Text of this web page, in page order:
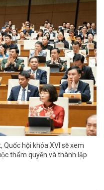
hội khóa XVI sẽ xem
thẩm quyền và thành lập